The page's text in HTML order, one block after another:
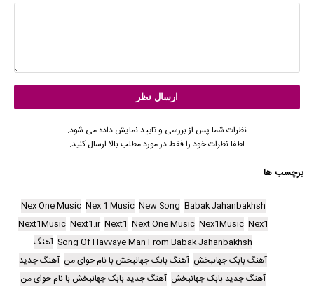
نظرات شما پس از بررسی و تایید نمایش داده می شود.
لطفا نظرات خود را فقط در مورد مطلب بالا ارسال کنید.
برچسب ها
Babak Jahanbakhsh
New Song
Nex 1 Music
Nex One Music
Nex1
Nex1Music
Next One Music
Next1
Next1.ir
Next1Music
Song Of Havvaye Man From Babak Jahanbakhsh آهنگ
آهنگ بابک جهانبخش آهنگ بابک جهانبخش با نام حوای من آهنگ جدید
آهنگ جدید بابک جهانبخش آهنگ جدید بابک جهانبخش با نام حوای من